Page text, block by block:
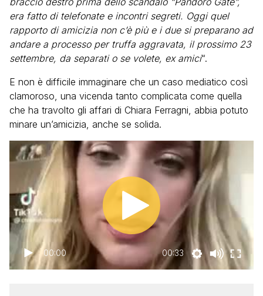
era fatto di telefonate e incontri segreti. Oggi quel
rapporto di amicizia non c’è più e i due si preparano ad
andare a processo per truffa aggravata, il prossimo 23
settembre, da separati o se volete, ex amici“.
E non è difficile immaginare che un caso mediatico così
clamoroso, una vicenda tanto complicata come quella
che ha travolto gli affari di Chiara Ferragni, abbia potuto
minare un’amicizia, anche se solida.
00:00 00:33